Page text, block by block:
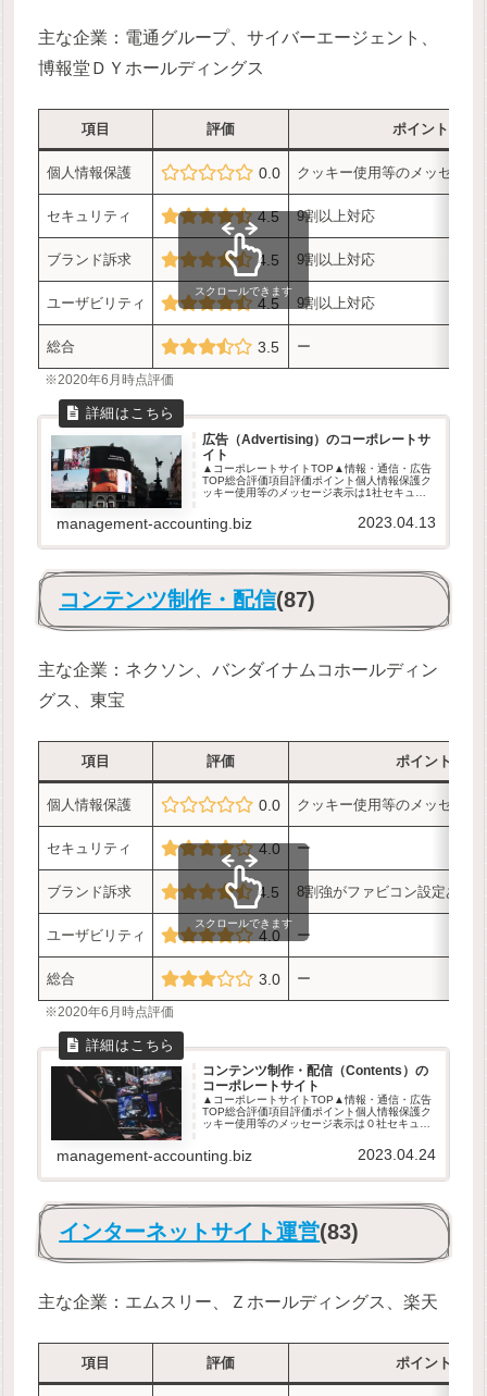
主な企業：電通グループ、サイバーエージェント、
博報堂ＤＹホールディングス
項目 評価 ポイント
個人情報保護 0.0 クッキー使用等のメッセージ
セキュリティ 4.5 9割以上対応
ブランド訴求 4.5 9割以上対応
ユーザビリティ 4.5 9割以上対応
総合 3.5 ー
スクロールできます
※2020年6月時点評価
広告（Advertising）のコーポレートサ
イト
▲コーポレートサイトTOP▲情報・通信・広告
TOP総合評価項目評価ポイント個人情報保護ク
ッキー使用等のメッセージ表示は1社セキュリ
ザビリティ9割以上対応総合ー※2020年6月時
点評価広告代理店(7...
management-accounting.biz 2023.04.13
コンテンツ制作・配信(87)
主な企業：ネクソン、バンダイナムコホールディン
グス、東宝
項目 評価 ポイント
個人情報保護 0.0 クッキー使用等のメッセージ
セキュリティ 4.0 ー
ブランド訴求 4.5 8割強がファビコン設定あり
ユーザビリティ 4.0 ー
総合 3.0 ー
スクロールできます
※2020年6月時点評価
コンテンツ制作・配信（Contents）の
コーポレートサイト
▲コーポレートサイトTOP▲情報・通信・広告
TOP総合評価項目評価ポイント個人情報保護ク
ッキー使用等のメッセージ表示は０社セキュリ
りユーザビリティー総合ー※2020年6月時点評
価放送コンテンツ・映像...
management-accounting.biz 2023.04.24
インターネットサイト運営(83)
主な企業：エムスリー、Ｚホールディングス、楽天
項目 評価 ポイント